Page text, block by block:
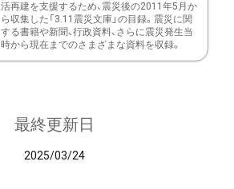
活再建を支援するため、震災後の2011年5月か
ら収集した「3.11震災文庫」の目録。震災に関
する書籍や新聞、行政資料、さらに震災発生当
時から現在までのさまざまな資料を収録。
最終更新日
2025/03/24